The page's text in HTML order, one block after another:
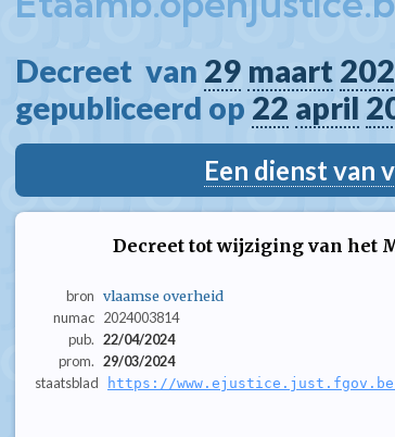
Decreet  van 29 maart
gepubliceerd op 22 april
Een dienst van
Decreet tot wijziging van het
bron vlaamse overheid
numac 2024003814
pub. 22/04/2024
prom. 29/03/2024
staatsblad
https://